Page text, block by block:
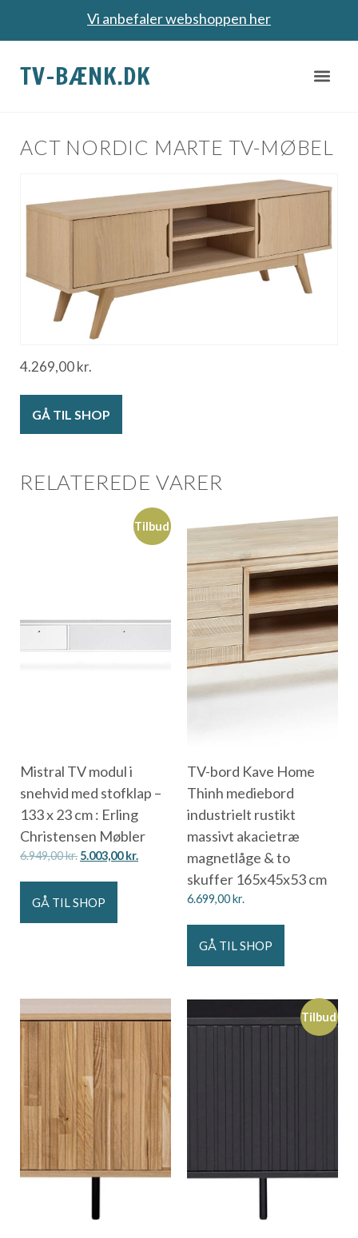
Vi anbefaler webshoppen her
TV-BÆNK.DK
ACT NORDIC MARTE TV-MØBEL
4.269,00kr.
GÅ TIL SHOP
RELATEREDE VARER
Tilbud
Mistral TV modul i
snehvid med stofklap –
133 x 23 cm : Erling
Christensen Møbler
6.949,00kr. 5.003,00kr.
GÅ TIL SHOP
TV-bord Kave Home
Thinh mediebord
industrielt rustikt
massivt akacietræ
magnetlåge & to
skuffer 165x45x53 cm
6.699,00kr.
GÅ TIL SHOP
Tilbud